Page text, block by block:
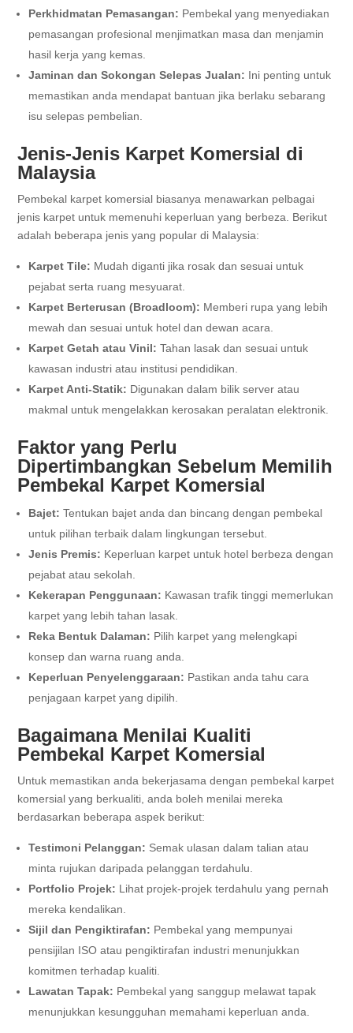
Perkhidmatan Pemasangan: Pembekal yang menyediakan
pemasangan profesional menjimatkan masa dan menjamin
hasil kerja yang kemas.
Jaminan dan Sokongan Selepas Jualan: Ini penting untuk
memastikan anda mendapat bantuan jika berlaku sebarang
isu selepas pembelian.
Jenis-Jenis Karpet Komersial di
Malaysia
Pembekal karpet komersial biasanya menawarkan pelbagai
jenis karpet untuk memenuhi keperluan yang berbeza. Berikut
adalah beberapa jenis yang popular di Malaysia:
Karpet Tile: Mudah diganti jika rosak dan sesuai untuk
pejabat serta ruang mesyuarat.
Karpet Berterusan (Broadloom): Memberi rupa yang lebih
mewah dan sesuai untuk hotel dan dewan acara.
Karpet Getah atau Vinil: Tahan lasak dan sesuai untuk
kawasan industri atau institusi pendidikan.
Karpet Anti-Statik: Digunakan dalam bilik server atau
makmal untuk mengelakkan kerosakan peralatan elektronik.
Faktor yang Perlu
Dipertimbangkan Sebelum Memilih
Pembekal Karpet Komersial
Bajet: Tentukan bajet anda dan bincang dengan pembekal
untuk pilihan terbaik dalam lingkungan tersebut.
Jenis Premis: Keperluan karpet untuk hotel berbeza dengan
pejabat atau sekolah.
Kekerapan Penggunaan: Kawasan trafik tinggi memerlukan
karpet yang lebih tahan lasak.
Reka Bentuk Dalaman: Pilih karpet yang melengkapi
konsep dan warna ruang anda.
Keperluan Penyelenggaraan: Pastikan anda tahu cara
penjagaan karpet yang dipilih.
Bagaimana Menilai Kualiti
Pembekal Karpet Komersial
Untuk memastikan anda bekerjasama dengan pembekal karpet
komersial yang berkualiti, anda boleh menilai mereka
berdasarkan beberapa aspek berikut:
Testimoni Pelanggan: Semak ulasan dalam talian atau
minta rujukan daripada pelanggan terdahulu.
Portfolio Projek: Lihat projek-projek terdahulu yang pernah
mereka kendalikan.
Sijil dan Pengiktirafan: Pembekal yang mempunyai
pensijilan ISO atau pengiktirafan industri menunjukkan
komitmen terhadap kualiti.
Lawatan Tapak: Pembekal yang sanggup melawat tapak
menunjukkan kesungguhan memahami keperluan anda.